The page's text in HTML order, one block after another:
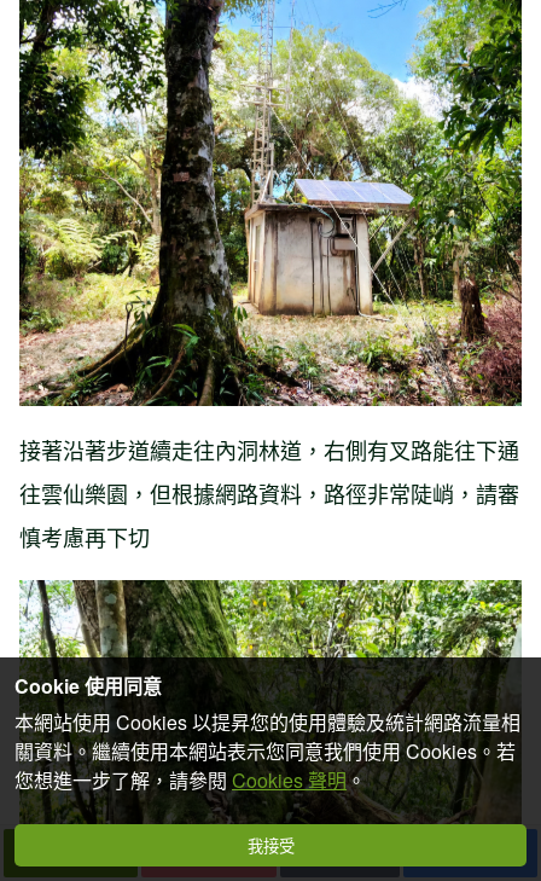
接著沿著步道續走往內洞林道，右側有叉路能往下通
往雲仙樂園，但根據網路資料，路徑非常陡峭，請審
慎考慮再下切
Cookie 使用同意
本網站使用 Cookies 以提昇您的使用體驗及統計網路流量相
關資料。繼續使用本網站表示您同意我們使用 Cookies。若
您想進一步了解，請參閱 Cookies 聲明。
我接受